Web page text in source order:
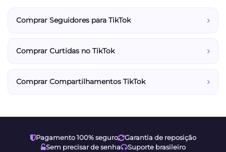
Comprar Seguidores para TikTok
Comprar Curtidas no TikTok
Comprar Compartilhamentos TikTok
Pagamento 100% seguro
Garantia de reposição
Sem precisar de senha
Suporte brasileiro